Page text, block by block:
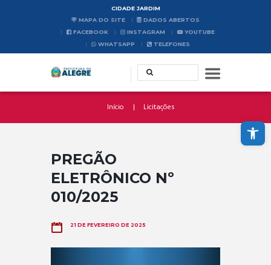
Abrir a barra de ferramentas
CIDADE JARDIM
MAPA DO SITE
DADOS ABERTOS
FACEBOOK
INSTAGRAM
YOUTUBE
WHATSAPP
TELEFONES
Início Licitações
PREGÃO
ELETRÔNICO Nº
010/2025
21 DE FEVEREIRO DE 2025